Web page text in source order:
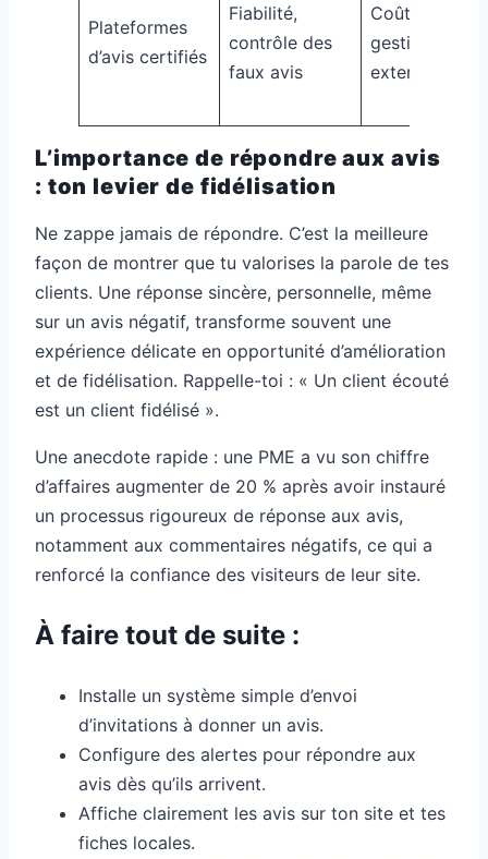
Plateformes
d’avis certifiés
Fiabilité,
contrôle des
faux avis
Coût et
gestion
externe
L’importance de répondre aux avis
: ton levier de fidélisation
Ne zappe jamais de répondre. C’est la meilleure
façon de montrer que tu valorises la parole de tes
clients. Une réponse sincère, personnelle, même
sur un avis négatif, transforme souvent une
expérience délicate en opportunité d’amélioration
et de fidélisation. Rappelle-toi : « Un client écouté
est un client fidélisé ».
Une anecdote rapide : une PME a vu son chiffre
d’affaires augmenter de 20 % après avoir instauré
un processus rigoureux de réponse aux avis,
notamment aux commentaires négatifs, ce qui a
renforcé la confiance des visiteurs de leur site.
À faire tout de suite :
Installe un système simple d’envoi
d’invitations à donner un avis.
Configure des alertes pour répondre aux
avis dès qu’ils arrivent.
Affiche clairement les avis sur ton site et tes
fiches locales.